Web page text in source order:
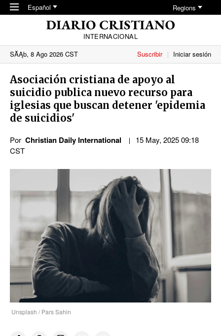
Skip to main content
Español Regions
INTERNACIONAL
SĂĄb, 8 Ago 2026 CST
Suscribir Iniciar sesión
Asociación cristiana de apoyo al
suicidio publica nuevo recurso para
iglesias que buscan detener 'epidemia
de suicidios'
Por Christian Daily International
15 May, 2025 09:18
CST
Unsplash / Pars Sahin